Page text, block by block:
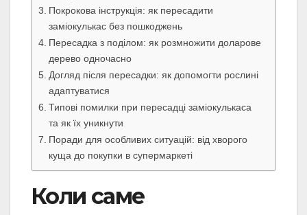
Покрокова інструкція: як пересадити
заміокулькас без пошкоджень
Пересадка з поділом: як розмножити доларове
дерево одночасно
Догляд після пересадки: як допомогти рослині
адаптуватися
Типові помилки при пересадці заміокулькаса
та як їх уникнути
Поради для особливих ситуацій: від хворого
куща до покупки в супермаркеті
Коли саме